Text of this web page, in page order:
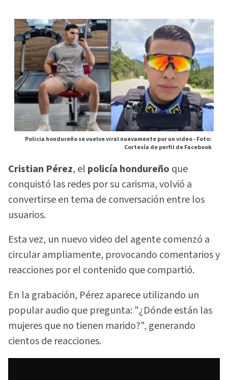
Policia hondureño se vuelve viral nuevamente por un video -Foto:
Cortesía de perfil de Facebook
Cristian Pérez, el policía hondureño que
conquistó las redes por su carisma, volvió a
convertirse en tema de conversación entre los
usuarios.
Esta vez, un nuevo video del agente comenzó a
circular ampliamente, provocando comentarios y
reacciones por el contenido que compartió.
En la grabación, Pérez aparece utilizando un
popular audio que pregunta: "¿Dónde están las
mujeres que no tienen marido?", generando
cientos de reacciones.